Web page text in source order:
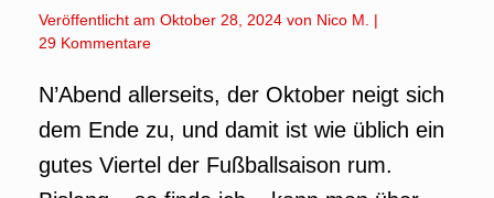
Veröffentlicht am Oktober 28, 2024 von Nico M.
|
29 Kommentare
N’Abend allerseits, der Oktober neigt sich
dem Ende zu, und damit ist wie üblich ein
gutes Viertel der Fußballsaison rum.